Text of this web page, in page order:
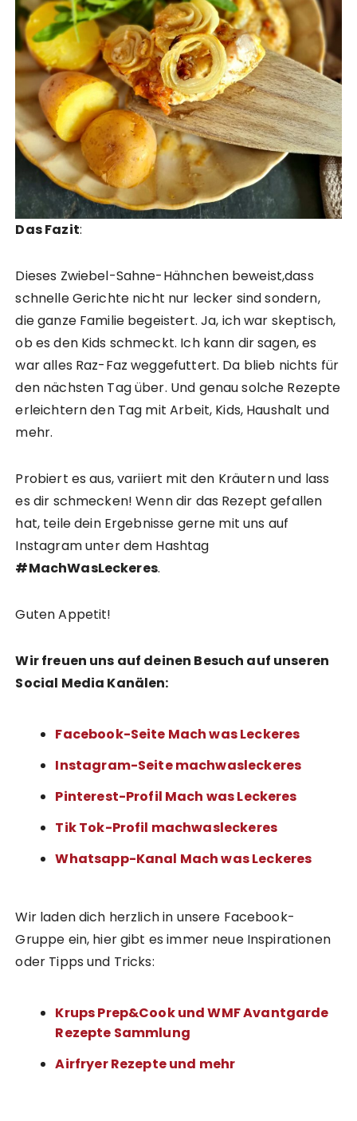
Das Fazit:
Dieses Zwiebel-Sahne-Hähnchen beweist,dass
schnelle Gerichte nicht nur lecker sind sondern,
die ganze Familie begeistert. Ja, ich war skeptisch,
ob es den Kids schmeckt. Ich kann dir sagen, es
war alles Raz-Faz weggefuttert. Da blieb nichts für
den nächsten Tag über. Und genau solche Rezepte
erleichtern den Tag mit Arbeit, Kids, Haushalt und
mehr.
Probiert es aus, variiert mit den Kräutern und lass
es dir schmecken! Wenn dir das Rezept gefallen
hat, teile dein Ergebnisse gerne mit uns auf
Instagram unter dem Hashtag
#MachWasLeckeres.
Guten Appetit!
Wir freuen uns auf deinen Besuch auf unseren
Social Media Kanälen:
Facebook-Seite Mach was Leckeres
Instagram-Seite machwasleckeres
Pinterest-Profil Mach was Leckeres
Tik Tok-Profil machwasleckeres
Whatsapp-Kanal Mach was Leckeres
Wir laden dich herzlich in unsere Facebook-
Gruppe ein, hier gibt es immer neue Inspirationen
oder Tipps und Tricks:
Krups Prep&Cook und WMF Avantgarde
Rezepte Sammlung
Airfryer Rezepte und mehr